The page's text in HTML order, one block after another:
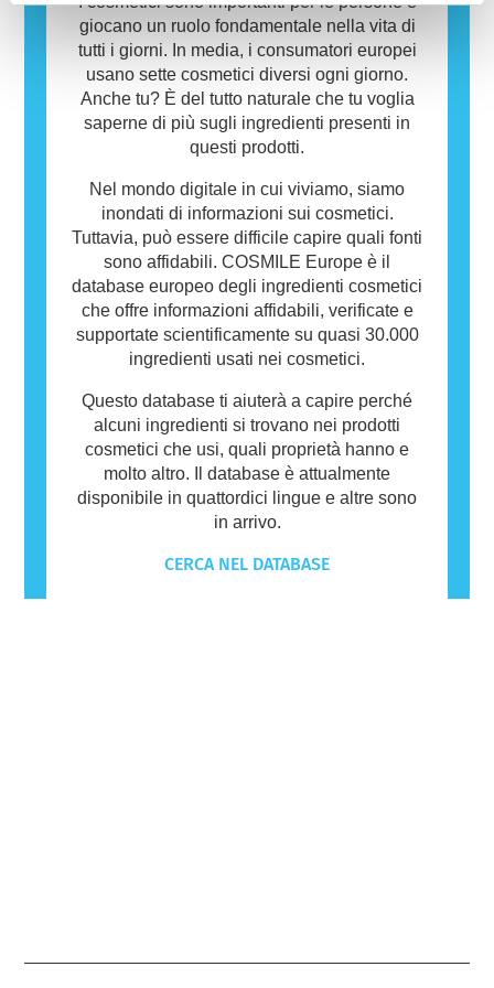
non significa che il prodotto non sia sicuro da
utilizzare per gli altri.
giocano un ruolo fondamentale nella vita di
tutti i giorni. In media, i consumatori europei
usano sette cosmetici diversi ogni giorno.
Anche tu? È del tutto naturale che tu voglia
saperne di più sugli ingredienti presenti in
questi prodotti.
Nel mondo digitale in cui viviamo, siamo
inondati di informazioni sui cosmetici.
Tuttavia, può essere difficile capire quali fonti
sono affidabili. COSMILE Europe è il
database europeo degli ingredienti cosmetici
che offre informazioni affidabili, verificate e
supportate scientificamente su quasi 30.000
ingredienti usati nei cosmetici.
Questo database ti aiuterà a capire perché
alcuni ingredienti si trovano nei prodotti
cosmetici che usi, quali proprietà hanno e
molto altro. Il database è attualmente
disponibile in quattordici lingue e altre sono
in arrivo.
CERCA NEL DATABASE